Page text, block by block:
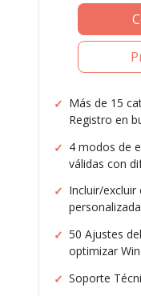
Más de 15
Registro en
4 modos de
válidas con
Incluir/excluir
50 Ajustes
optimizar
Soporte